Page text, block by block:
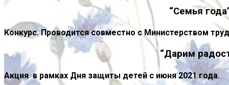
“Семья
Конкурс. Проводится совместно с Министерством
“Дарим
Акция в рамках Дня защиты детей с июня 2021 года.